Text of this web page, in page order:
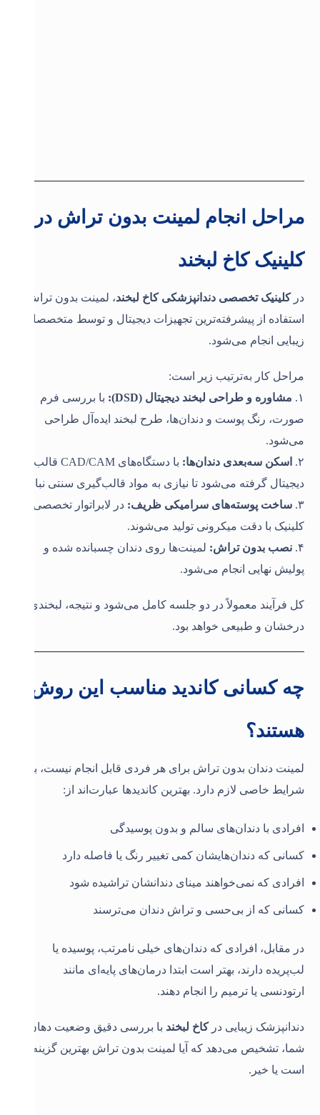
مراحل انجام لمینت بدون تراش در
کلینیک کاخ لبخند
درکلینیک تخصصی دندانپزشکی کاخ لبخند، لمینت بدون تراش با
استفاده از پیشرفته‌ترین تجهیزات دیجیتال و توسط متخصصان
زیبایی انجام می‌شود.
مراحل کار به‌ترتیب زیر است:
۱. مشاوره و طراحی لبخند دیجیتال (DSD):
با بررسی فرم
صورت، رنگ پوست و دندان‌ها، طرح لبخند ایده‌آل طراحی
می‌شود.
۲. اسکن سه‌بعدی دندان‌ها: با دستگاه‌های CAD/CAM
قالب
دیجیتال گرفته می‌شود تا نیازی به مواد قالب‌گیری سنتی نباشد
۳.ساخت پوسته‌های سرامیکی ظریف: در لابراتوار تخصصی
کلینیک با دقت میکرونی تولید می‌شوند.
۴.نصب بدون تراش: لمینت‌ها روی دندان چسبانده شده و
پولیش نهایی انجام می‌شود.
کل فرآیند معمولاً در دو جلسه کامل می‌شود و نتیجه، لبخندی
درخشان و طبیعی خواهد بود.
چه کسانی کاندید مناسب این روش
هستند؟
لمینت دندان بدون تراش برای هر فردی قابل انجام نیست، بلکه
شرایط خاصی لازم دارد. بهترین کاندیدها عبارت‌اند از :
افرادی با دندان‌های سالم و بدون پوسیدگی
کسانی که دندان‌هایشان کمی تغییر رنگ یا فاصله دارد
افرادی که نمی‌خواهند مینای دندانشان تراشیده شود
کسانی که از بی‌حسی و تراش دندان می‌ترسند
در مقابل، افرادی که دندان‌های خیلی نامرتب، پوسیده یا
لب‌پریده دارند، بهتر است ابتدا درمان‌های پایه‌ای مانند
ارتودنسی یا ترمیم را انجام دهند.
دندانپزشک زیبایی درکاخ لبخند با بررسی دقیق وضعیت دهان
شما، تشخیص می‌دهد که آیا لمینت بدون تراش بهترین گزینه
است یا خیر .